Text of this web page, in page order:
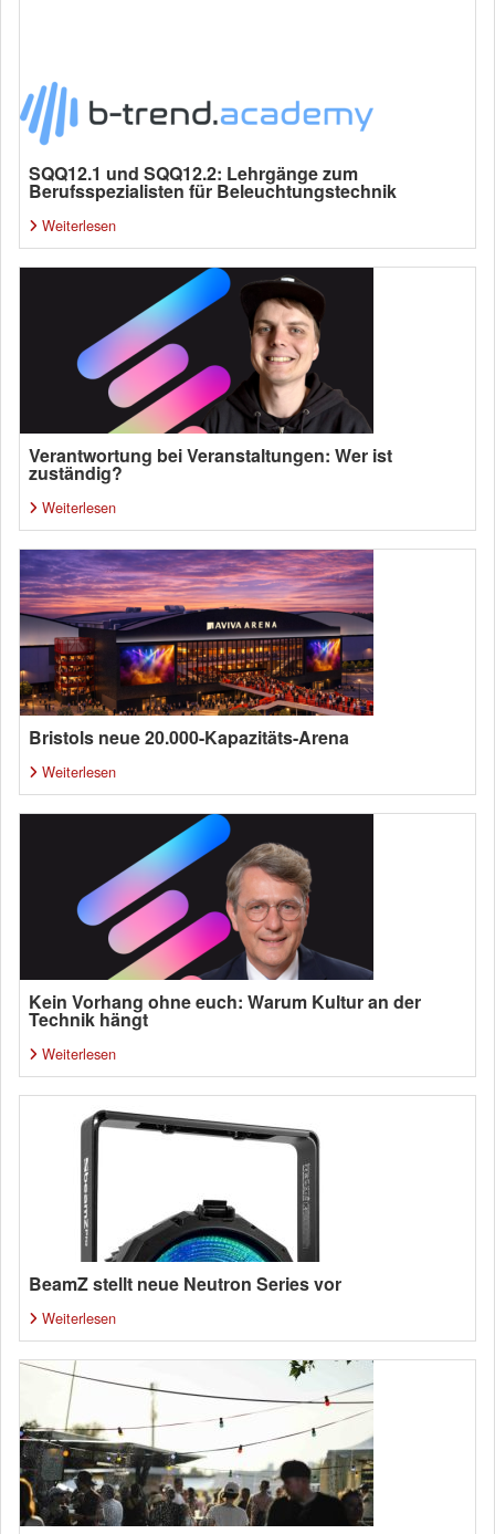
SQQ12.1 und SQQ12.2: Lehrgänge zum
Berufsspezialisten für Beleuchtungstechnik
Weiterlesen
Verantwortung bei Veranstaltungen: Wer ist
zuständig?
Weiterlesen
Bristols neue 20.000-Kapazitäts-Arena
Weiterlesen
Kein Vorhang ohne euch: Warum Kultur an der
Technik hängt
Weiterlesen
BeamZ stellt neue Neutron Series vor
Weiterlesen